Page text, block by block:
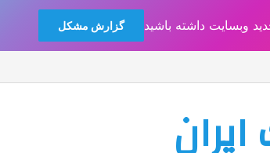
وبسایت داشته باشید گزارش مشکل